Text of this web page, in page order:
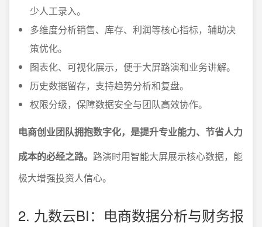
少人工录入。
多维度分析销售、库存、利润等核心指标，辅助决
策优化。
图表化、可视化展示，便于大屏路演和业务讲解。
历史数据留存，支持趋势分析和复盘。
权限分级，保障数据安全与团队高效协作。
电商创业团队拥抱数字化，是提升专业能力、节省人力
成本的必经之路。 路演时用智能大屏展示核心数据，能
极大增强投资人信心。
2. 九数云BI：电商数据分析与财务报